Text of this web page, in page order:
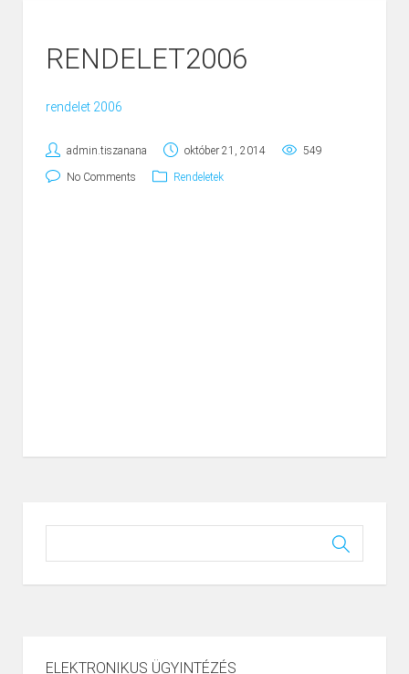
RENDELET2006
rendelet 2006
admin.tiszanana október 21, 2014 549
No Comments Rendeletek
ELEKTRONIKUS ÜGYINTÉZÉS